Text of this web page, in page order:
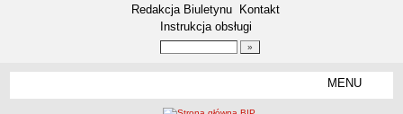
Redakcja Biuletynu
Kontakt
Instrukcja obsługi
MENU